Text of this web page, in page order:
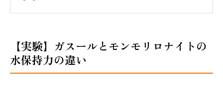
【実験】ガスールとモンモリロナイトの
水保持力の違い